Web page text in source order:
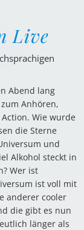
Live
Abend lang
Anhören,
Wie wurde
die Sterne
und
Alkohol steckt in
Wer ist
ist voll mit
anderer cooler
die gibt es nun
länger als